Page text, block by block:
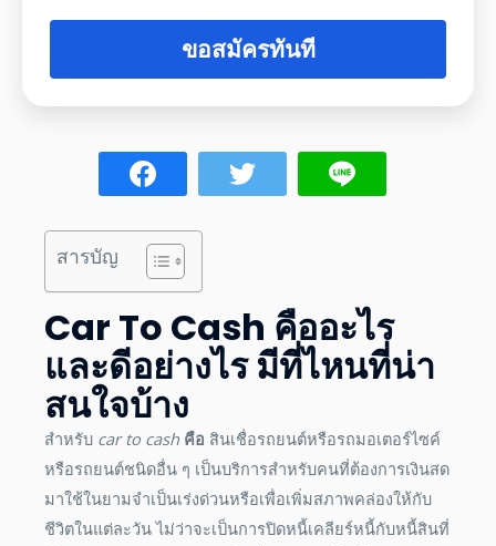
ขอสมัครทันที
สารบัญ
Car To Cash คืออะไร
และดีอย่างไรมีที่ไหนที่น่า
สนใจบ้าง
สำหรับ car to cash คือ สินเชื่อรถยนต์หรือรถมอเตอร์ไซค์
หรือรถยนต์ชนิดอื่น ๆ เป็นบริการสำหรับคนที่ต้องการเงินสด
มาใช้ในยามจำเป็นเร่งด่วนหรือเพื่อเพิ่มสภาพคล่องให้กับ
ชีวิตในแต่ละวัน ไม่ว่าจะเป็นการปิดหนี้เคลียร์หนี้กับหนี้สินที่